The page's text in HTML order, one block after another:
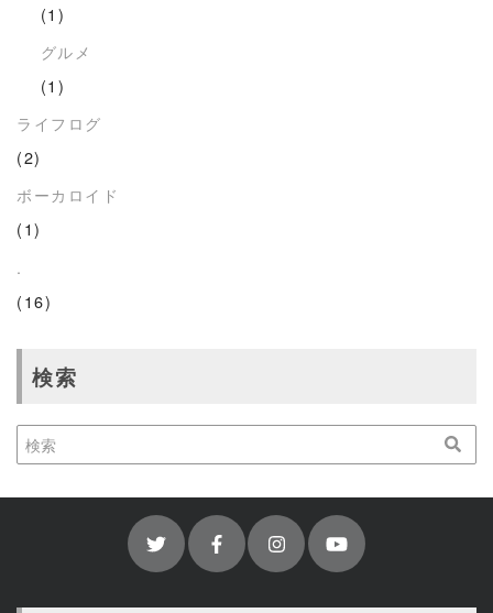
(1)
グルメ
(1)
ライフログ
(2)
ボーカロイド
(1)
.
(16)
検索